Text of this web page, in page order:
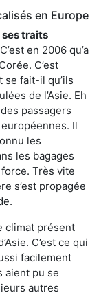
en Europe
traits
en 2006 qu’a
C’est
fait-il qu’ils
de l’Asie. Eh
passagers
Il
les
les bagages
Très vite
s’est propagée
climat présent
C’est ce qui
facilement
aient pu se
autres